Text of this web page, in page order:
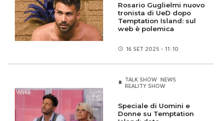
Rosario Guglielmi nuovo
tronista di UeD dopo
Temptation Island: sul
web è polemica
16 SET 2025 - 11:10
TALK SHOW NEWS
REALITY SHOW
Speciale di Uomini e
Donne su Temptation